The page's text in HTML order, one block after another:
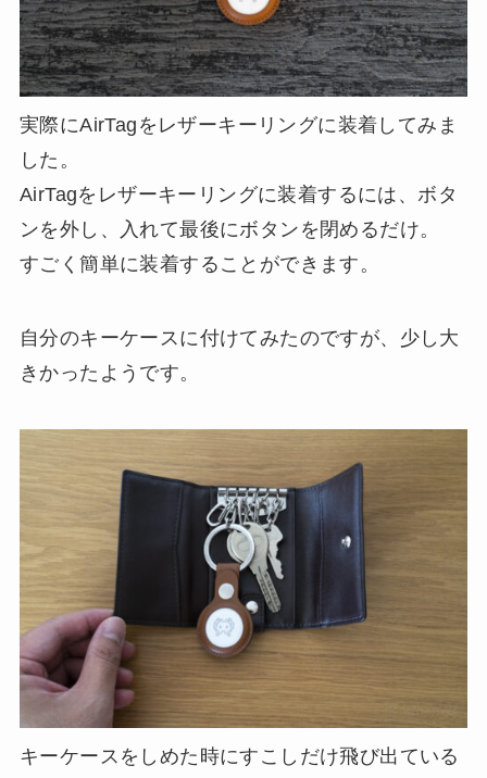
実際にAirTagをレザーキーリングに装着してみま
した。
AirTagをレザーキーリングに装着するには、ボタ
ンを外し、入れて最後にボタンを閉めるだけ。
すごく簡単に装着することができます。
自分のキーケースに付けてみたのですが、少し大
きかったようです。
キーケースをしめた時にすこしだけ飛び出ている